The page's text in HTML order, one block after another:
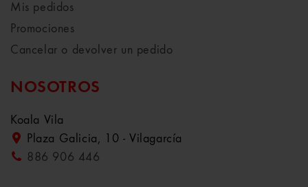
Mis pedidos
Promociones
Cancelar o devolver un pedido
NOSOTROS
Koala Vila
Plaza Galicia, 10 - Vilagarcía
886 906 446